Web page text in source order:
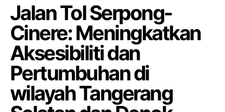
Jalan Tol Serpong-
Cinere: Meningkatkan
Aksesibiliti dan
Pertumbuhan di
wilayah Tangerang